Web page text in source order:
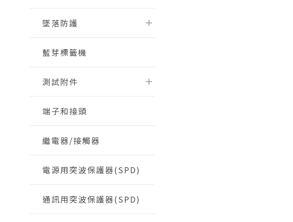
墜落防護
藍芽標籤機
測試附件
端子和接頭
繼電器/接觸器
電源用突波保護器(SPD)
通訊用突波保護器(SPD)